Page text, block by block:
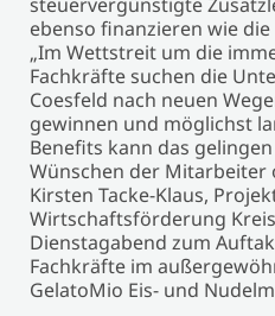
ebenso finanzieren wie
„Im Wettstreit um die
Fachkräfte suchen die
Coesfeld nach neuen
gewinnen und möglichst
Benefits kann das
Wünschen der Mitarbeiter
Kirsten Tacke-Klaus,
Wirtschaftsförderung
Dienstagabend zum
Fachkräfte im
GelatoMio Eis- und